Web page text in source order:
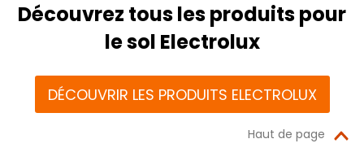
Découvrez tous les produits pour
le sol Electrolux
DÉCOUVRIR LES PRODUITS ELECTROLUX
Haut de page